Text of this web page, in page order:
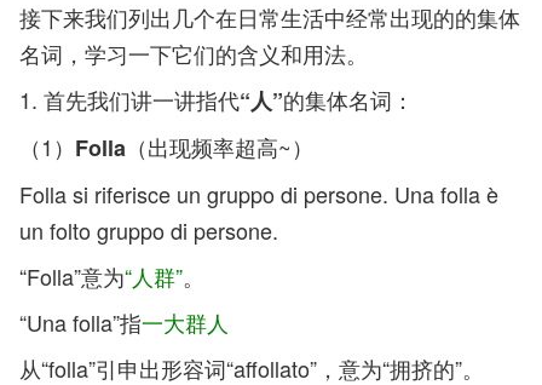
接下来我们列出几个在日常生活中经常出现的的集体
名词，学习一下它们的含义和用法。
1. 首先我们讲一讲指代“人”的集体名词：
（1） Folla （出现频率超高~）
Folla si riferisce un gruppo di persone. Una folla è
un folto gruppo di persone.
“Folla”意为“人群”。
“Una folla”指一大群人
从“folla”引申出形容词“affollato”，意为“拥挤的”。